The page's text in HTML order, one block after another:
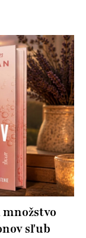
množstvo
sľub